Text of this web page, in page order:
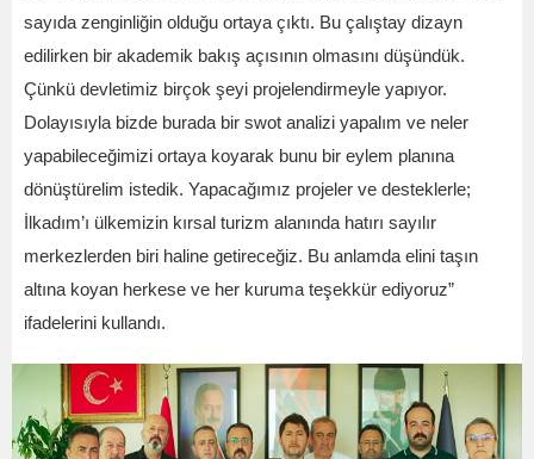
sayıda zenginliğin olduğu ortaya çıktı. Bu çalıştay dizayn
edilirken bir akademik bakış açısının olmasını düşündük.
Çünkü devletimiz birçok şeyi projelendirmeyle yapıyor.
Dolayısıyla bizde burada bir swot analizi yapalım ve neler
yapabileceğimizi ortaya koyarak bunu bir eylem planına
dönüştürelim istedik. Yapacağımız projeler ve desteklerle;
İlkadım’ı ülkemizin kırsal turizm alanında hatırı sayılır
merkezlerden biri haline getireceğiz. Bu anlamda elini taşın
altına koyan herkese ve her kuruma teşekkür ediyoruz”
ifadelerini kullandı.